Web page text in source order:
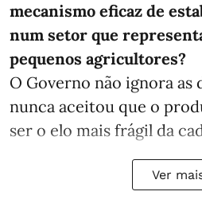
mecanismo eficaz de
num setor que
pequenos agricultores?
O Governo não ignora as
nunca aceitou que o
ser o elo mais frágil da
Ver